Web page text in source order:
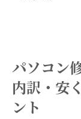
パソコン
内訳・安
ント